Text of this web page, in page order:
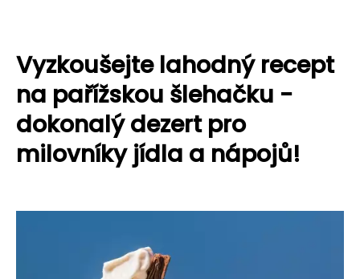
Vyzkoušejte lahodný recept
na pařížskou šlehačku -
dokonalý dezert pro
milovníky jídla a nápojů!